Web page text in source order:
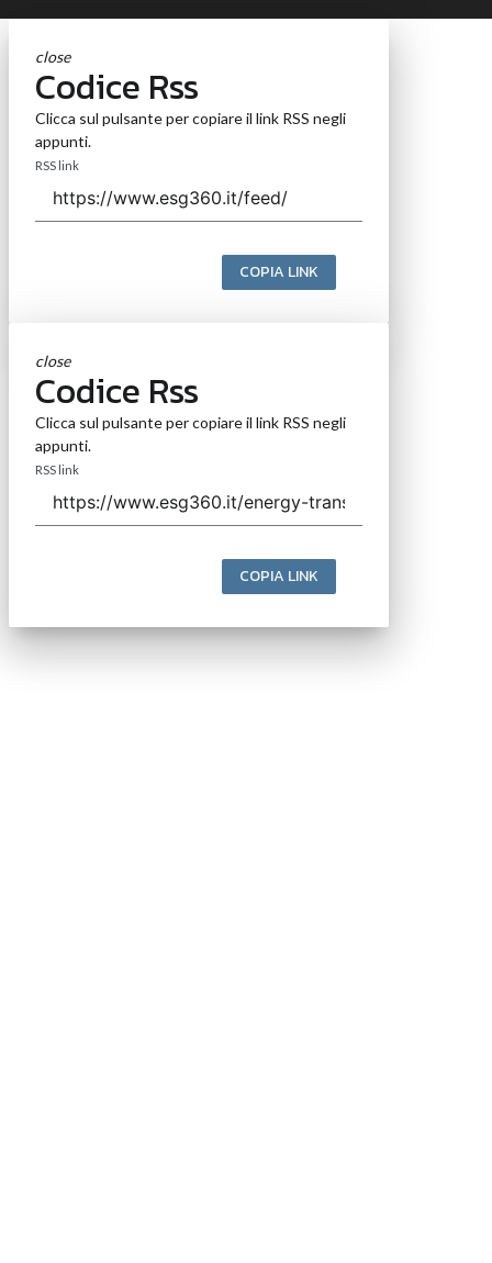
close
Codice Rss
Clicca sul pulsante per copiare il link RSS negli
appunti.
RSS link
COPIA LINK
close
Codice Rss
Clicca sul pulsante per copiare il link RSS negli
appunti.
RSS link
COPIA LINK